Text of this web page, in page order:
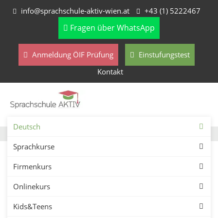
info@sprachschule-aktiv-wien.at +43 (1) 5222467
Fragen über WhatsApp
Anmeldung ÖIF Prüfung
Einstufungstest
Kontakt
Deutsch
Sprachkurse
Firmenkurs
Onlinekurs
Kids&Teens
Deutsch-Intensivkurse in